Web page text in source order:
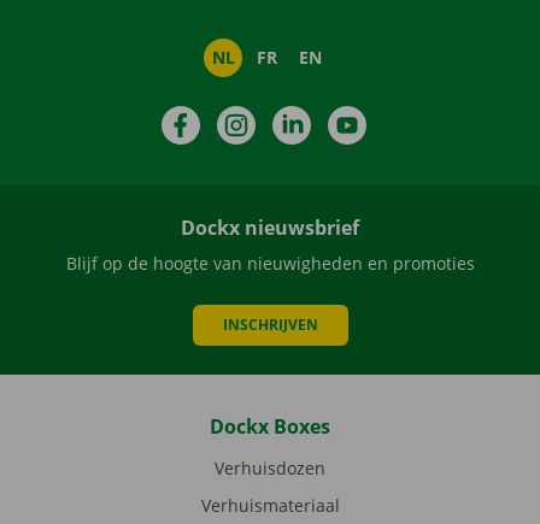
NL FR EN
FacebookInstagramLinkedIn
Dockx nieuwsbrief
Blijf op de hoogte van nieuwigheden en promoties
INSCHRIJVEN
Dockx Boxes
Verhuisdozen
Verhuismateriaal